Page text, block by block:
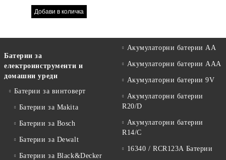
АПАРАТ
Батерии за
електроинструменти и
домашни уреди
Батерии за винтоверт
Батерии за Makita
Батерии за Bosch
Батерии за Dewalt
Батерии за Black&Decker
Акумулаторни батерии АА
Акумулаторни батерии AAA
Акумулаторни батерии 9V
Акумулаторни батерии
R20/D
Акумулаторни батерии
R14/C
16340 / RCR123A Батерии